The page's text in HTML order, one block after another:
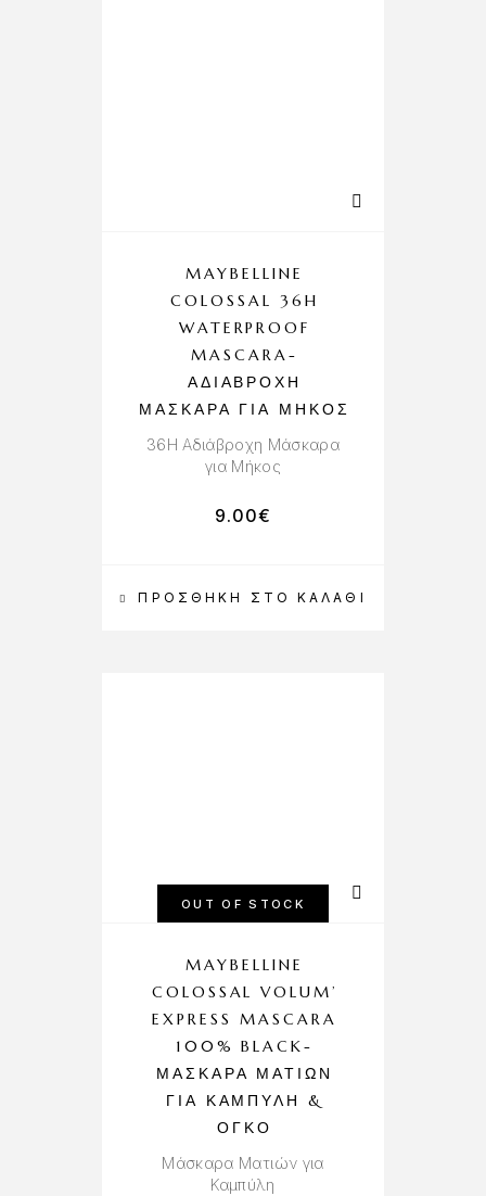
ΠΡΟΣΘΉΚΗ ΣΤΟ ΚΑΛΆΘΙ
MAYBELLINE
COLOSSAL 36H
WATERPROOF
MASCARA-
ΑΔΙΆΒΡΟΧΗ
ΜΆΣΚΑΡΑ ΓΙΑ ΜΉΚΟΣ
36H Αδιάβροχη Μάσκαρα
για Μήκος
9.00€
OUT OF STOCK
MAYBELLINE
COLOSSAL VOLUM’
EXPRESS MASCARA
100% BLACK-
ΜΆΣΚΑΡΑ ΜΑΤΙΏΝ
ΓΙΑ ΚΑΜΠΎΛΗ &
ΌΓΚΟ
Μάσκαρα Ματιών για
Καμπύλη